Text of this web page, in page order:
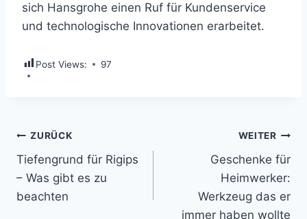
sich Hansgrohe einen Ruf für Kundenservice
und technologische Innovationen erarbeitet.
Post Views: 97
Beitragsnavigation
ZURÜCK
Tiefengrund für Rigips
– Was gibt es zu
beachten
WEITER
Geschenke für
Heimwerker:
Werkzeug das er
immer haben wollte